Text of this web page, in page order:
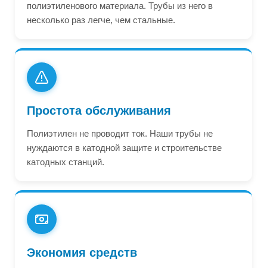
полиэтиленового материала. Трубы из него в
несколько раз легче, чем стальные.
Простота обслуживания
Полиэтилен не проводит ток. Наши трубы не
нуждаются в катодной защите и строительстве
катодных станций.
Экономия средств